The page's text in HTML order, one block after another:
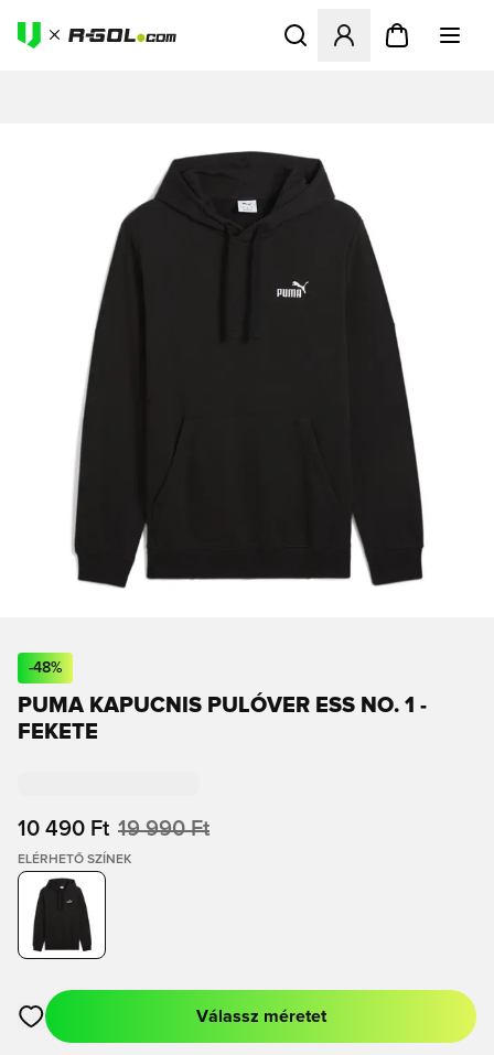
Megnyit egy modált a
-48%
PUMA KAPUCNIS PULÓVER ESS NO. 1 -
FEKETE
10 490 Ft 19 990 Ft
ELÉRHETŐ SZÍNEK
Megnyit egy modált a bejelentkezéshez vagy a tagként való
Válassz méretet